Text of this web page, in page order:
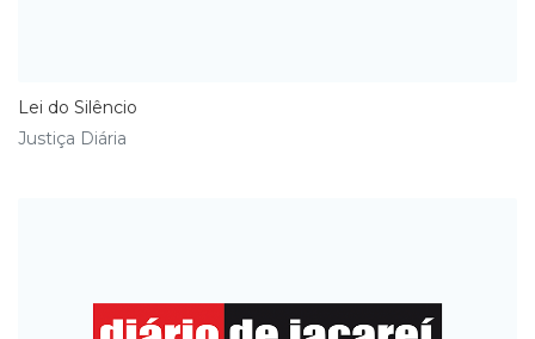
Lei do Silêncio
Justiça Diária